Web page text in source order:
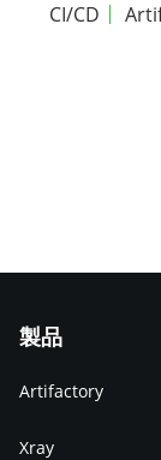
CI/CD
製品
Artifactory
Xray